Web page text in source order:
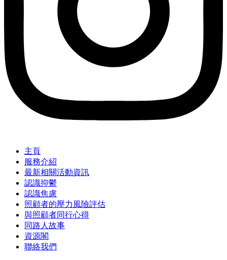
主頁
服務介紹
最新相關活動資訊
認識抑鬱
認識焦慮
照顧者的壓力風險評估
與照顧者同行心得
同路人故事
資源閣
聯絡我們